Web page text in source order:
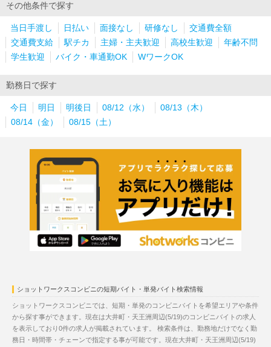
その他条件で探す
当日手渡し 日払い 面接なし 研修なし
交通費全額
交通費支給
駅チカ 主婦・主夫歓迎 高校生歓迎
年齢不問
学生歓迎
バイク・車通勤OK WワークOK
勤務日で探す
今日 明日 明後日 08/12（水）
08/13（木）
08/14（金）
08/15（土）
ショットワークスコンビニの短期バイト・単発バイト検索情報
ショットワークスコンビニでは、短期・単発のコンビニバイトを希望エリアや条件
から探す事ができます。現在は大井町・天王洲周辺(5/19)のコンビニバイトの求人
を表示しており0件の求人が掲載されています。 検索条件は、勤務地だけでなく勤
務日・時間帯・チェーンで指定する事が可能です。現在大井町・天王洲周辺(5/19)